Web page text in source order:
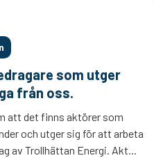
som utger
från oss.
att det finns aktörer som
och utger sig för att arbeta
av Trollhättan Energi. Akt...